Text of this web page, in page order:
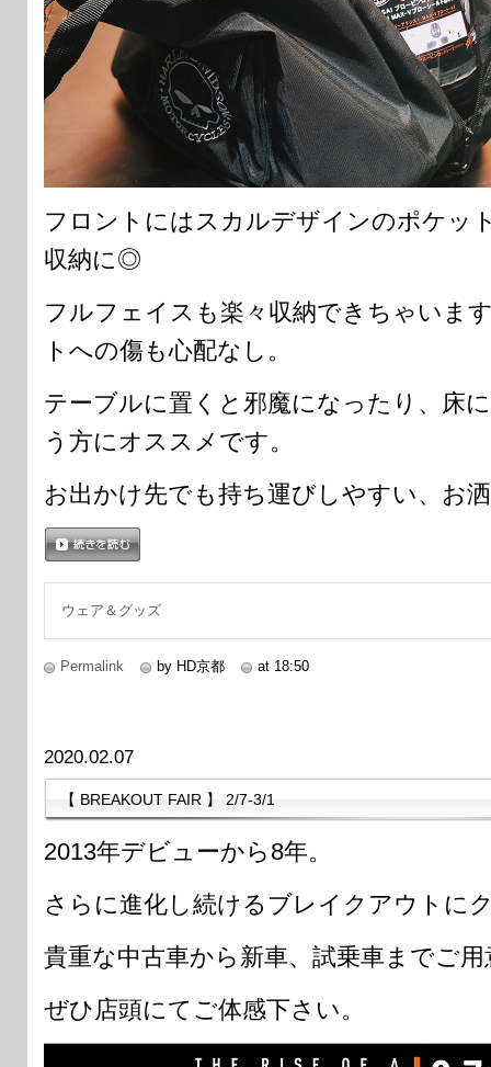
フロントにはスカルデザインのポケッ
収納に◎
フルフェイスも楽々収納できちゃいま
トへの傷も心配なし。
テーブルに置くと邪魔になったり、床
う方にオススメです。
お出かけ先でも持ち運びしやすい、お
ウェア＆グッズ
Permalink by HD京都 at 18:50
2020.02.07
【 BREAKOUT FAIR 】 2/7-3/1
2013年デビューから8年。
さらに進化し続けるブレイクアウトに
貴重な中古車から新車、試乗車までご用
ぜひ店頭にてご体感下さい。